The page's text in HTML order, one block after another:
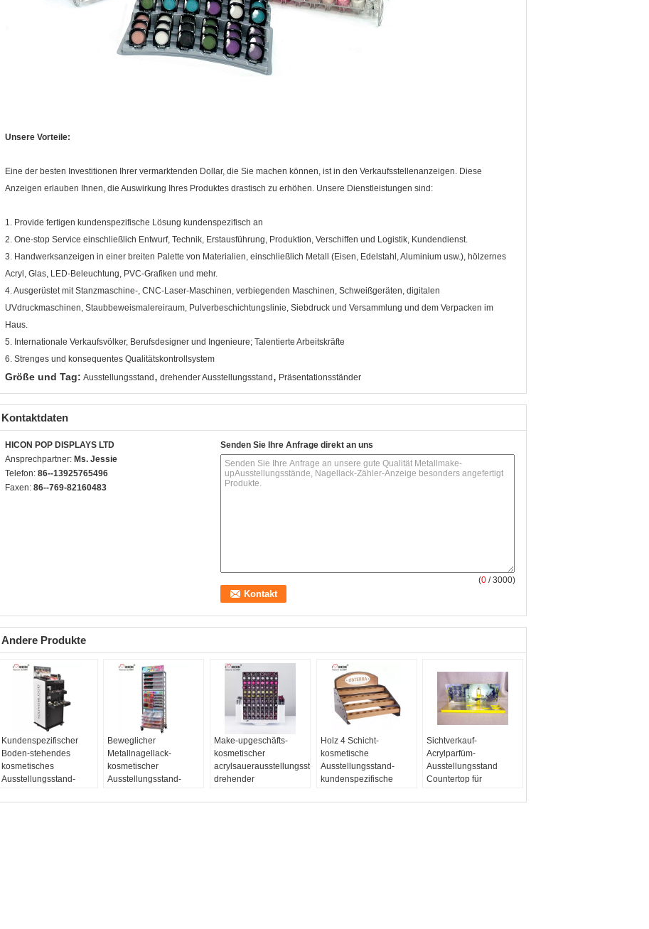
Unsere Vorteile:
Eine der besten Investitionen Ihrer vermarktenden Dollar, die Sie machen können, ist in den Verkaufsstellenanzeigen. Diese
Anzeigen erlauben Ihnen, die Auswirkung Ihres Produktes drastisch zu erhöhen. Unsere Dienstleistungen sind:
1. Provide fertigen kundenspezifische Lösung kundenspezifisch an
2. One-stop Service einschließlich Entwurf, Technik, Erstausführung, Produktion, Verschiffen und Logistik, Kundendienst.
3. Handwerksanzeigen in einer breiten Palette von Materialien, einschließlich Metall (Eisen, Edelstahl, Aluminium usw.), hölzernes
Acryl, Glas, LED-Beleuchtung, PVC-Grafiken und mehr.
4. Ausgerüstet mit Stanzmaschine-, CNC-Laser-Maschinen, verbiegenden Maschinen, Schweißgeräten, digitalen
UVdruckmaschinen, Staubbeweismalereiraum, Pulverbeschichtungslinie, Siebdruck und Versammlung und dem Verpacken im
Haus.
5. Internationale Verkaufsvölker, Berufsdesigner und Ingenieure; Talentierte Arbeitskräfte
6. Strenges und konsequentes Qualitätskontrollsystem
Größe und Tag: Ausstellungsstand , drehender Ausstellungsstand , Präsentationsständer
Kontaktdaten
HICON POP DISPLAYS LTD
Ansprechpartner: Ms. Jessie
Telefon: 86--13925765496
Faxen: 86--769-82160483
Senden Sie Ihre Anfrage direkt an uns
(0 / 3000)
Andere Produkte
Kundenspezifischer
Boden-stehendes
kosmetisches
Ausstellungsstand-
Verkaufsstellen-
Beweglicher
Metallnagellack-
kosmetischer
Ausstellungsstand-
Organisator
Make-upgeschäfts-
kosmetischer
acrylsauerausstellungsstand,
drehender
Präsentationsständer
Holz 4 Schicht-
kosmetische
Ausstellungsstand-
kundenspezifische
Einzelhandels-
Sichtverkauf-
Acrylparfüm-
Ausstellungsstand
Countertop für
Artikelnr.:Acrylparfüm-